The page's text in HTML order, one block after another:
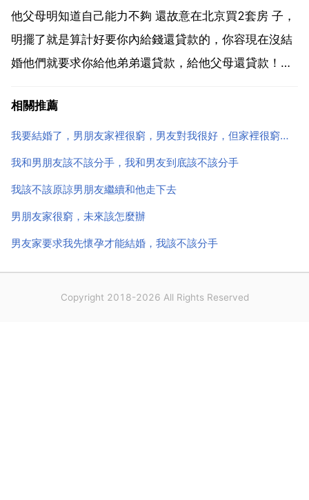
內心還是想回到家裡，後來因為男朋友家裡出了事，為
了能讓他不辛...
他父母明知道自己能力不夠 還故意在北京買2套房 子，
明擺了就是算計好要你內給錢還貸款的，你容現在沒結
婚他們就要求你給他弟弟還貸款，給他父母還貸款！你
計！他要為了這事跟你鬧分手，分了也罷，不過我推測
他花了那麼多心思來北京，就是因為找到你這麼給靠
山，絕對不...
相關推薦
我要結婚了，男朋友家裡很窮，男友對我很好，但家裡很窮，應該嫁嗎？
我和男朋友該不該分手，我和男友到底該不該分手
我該不該原諒男朋友繼續和他走下去
男朋友家很窮，未來該怎麼辦
男友家要求我先懷孕才能結婚，我該不該分手
Copyright 2018-2026 All Rights Reserved